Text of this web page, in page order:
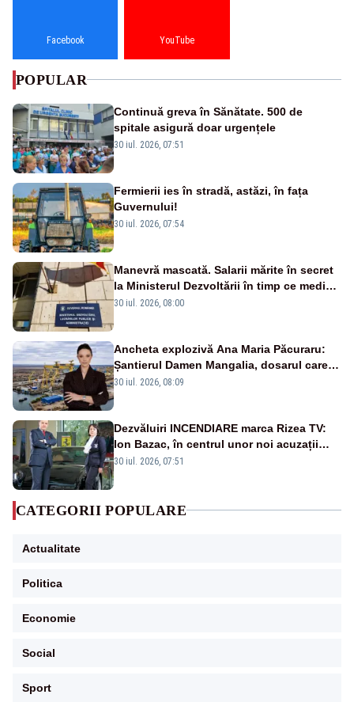
Facebook YouTube
POPULAR
Continuă greva în Sănătate. 500 de
spitale asigură doar urgențele
30 iul. 2026, 07:51
Fermierii ies în stradă, astăzi, în fața
Guvernului!
30 iul. 2026, 07:54
Manevră mascată. Salarii mărite în secret
la Ministerul Dezvoltării în timp ce medicii
ies în stradă
30 iul. 2026, 08:00
Ancheta explozivă Ana Maria Păcuraru:
Șantierul Damen Mangalia, dosarul care
scufundă apărarea României
30 iul. 2026, 08:09
Dezvăluiri INCENDIARE marca Rizea TV:
Ion Bazac, în centrul unor noi acuzații
publice
30 iul. 2026, 07:51
CATEGORII POPULARE
Actualitate
Politica
Economie
Social
Sport